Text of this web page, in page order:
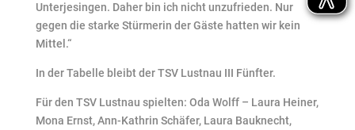
Unterjesingen. Daher bin ich nicht unzufrieden. Nur
gegen die starke Stürmerin der Gäste hatten wir kein
Mittel.“
In der Tabelle bleibt der TSV Lustnau III Fünfter.
Für den TSV Lustnau spielten: Oda Wolff – Laura Heiner,
Mona Ernst, Ann-Kathrin Schäfer, Laura Bauknecht,